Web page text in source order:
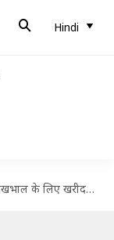
Hindi
हैं प्रोडक्ट्स? इन 5 बातों का रखें ध्यान